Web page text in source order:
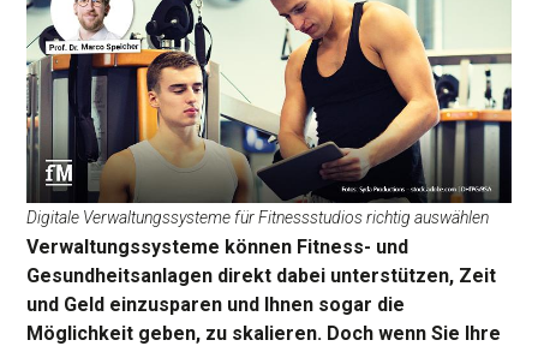
Digitale Verwaltungssysteme für Fitnessstudios richtig auswählen
Verwaltungssysteme können Fitness- und
Gesundheitsanlagen direkt dabei unterstützen, Zeit
und Geld einzusparen und Ihnen sogar die
Möglichkeit geben, zu skalieren. Doch wenn Sie Ihre